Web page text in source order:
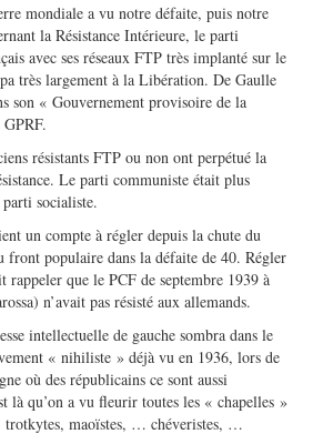
mondiale a vu notre défaite, puis notre
la Résistance Intérieure, le parti
avec ses réseaux FTP très implanté sur le
très largement à la Libération. De Gaulle
son « Gouvernement provisoire de la
résistants FTP ou non ont perpétué la
Le parti communiste était plus
socialiste.
un compte à régler depuis la chute du
front populaire dans la défaite de 40. Régler
rappeler que le PCF de septembre 1939 à
n’avait pas résisté aux allemands.
intellectuelle de gauche sombra dans le
« nihiliste » déjà vu en 1936, lors de
où des républicains ce sont aussi
là qu’on a vu fleurir toutes les « chapelles »
maoïstes, … chéveristes, …